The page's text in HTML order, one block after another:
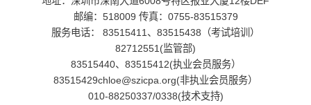
邮编：518009 传真：0755-83515379
服务电话： 83515411、83515438（考试培训）
82712551(监管部)
83515440、83515412(执业会员服务）
83515429chloe@szicpa.org(非执业会员服务）
010-88250337/0338(技术支持)